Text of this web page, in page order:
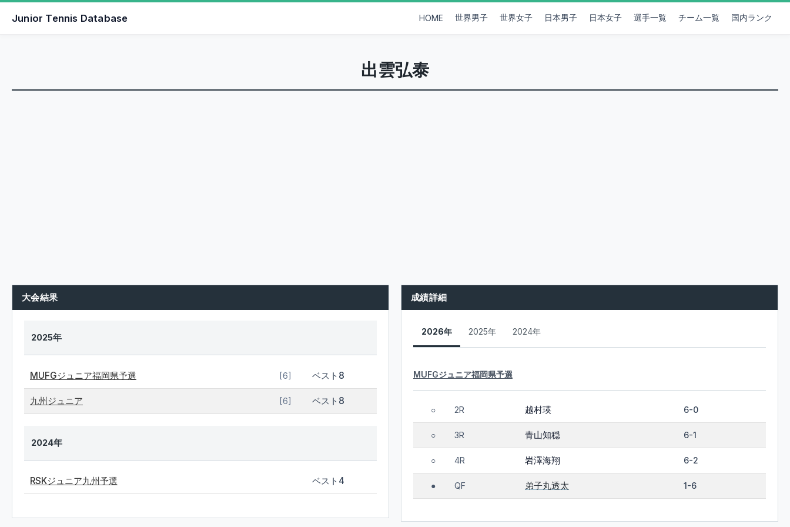
Junior Tennis Database HOME 世界男子 世界女子 日本男子 日本女子 選手一覧 チーム一覧 国内ランク
出雲弘泰
大会結果
2025年
MUFGジュニア福岡県予選 [6] ベスト8
九州ジュニア [6] ベスト8
2024年
RSKジュニア九州予選 ベスト4
成績詳細
2026年 2025年 2024年
MUFGジュニア福岡県予選
○ 2R 越村瑛 6-0
○ 3R 青山知穏 6-1
○ 4R 岩澤海翔 6-2
● QF 弟子丸透太 1-6